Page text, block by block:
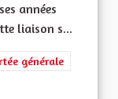
années
liaison s...
générale